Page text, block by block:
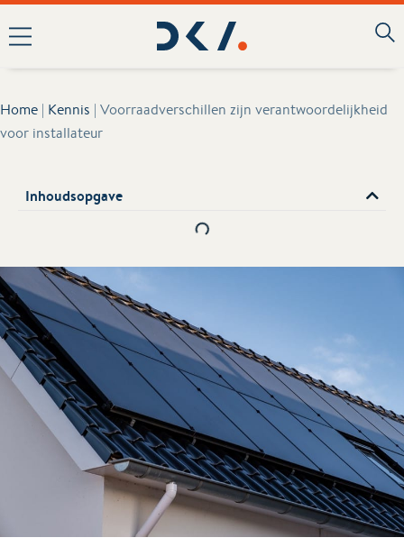
Home | Kennis | Voorraadverschillen zijn verantwoordelijkheid
voor installateur
Inhoudsopgave